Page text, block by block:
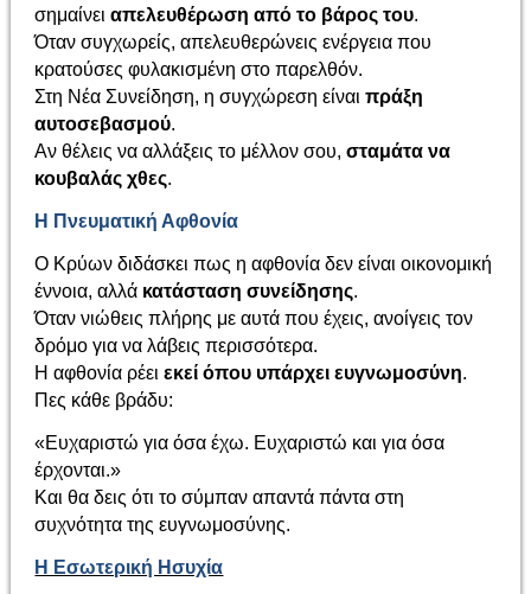
σημαίνειαπελευθέρωση από το βάρος του.
Όταν συγχωρείς, απελευθερώνεις ενέργεια που
κρατούσες φυλακισμένη στο παρελθόν.
Στη Νέα Συνείδηση, η συγχώρεση είναιπράξη
αυτοσεβασμού.
Αν θέλεις να αλλάξεις το μέλλον σου,σταμάτα να
κουβαλάς χθες.
Η Πνευματική Αφθονία
Ο Κρύων διδάσκει πως η αφθονία δεν είναι οικονομική
έννοια, αλλά κατάσταση συνείδησης.
Όταν νιώθεις πλήρης με αυτά που έχεις, ανοίγεις τον
δρόμο για να λάβεις περισσότερα.
Η αφθονία ρέειεκεί όπου υπάρχει ευγνωμοσύνη.
Πες κάθε βράδυ:
«Ευχαριστώ για όσα έχω. Ευχαριστώ και για όσα
έρχονται.»
Και θα δεις ότι το σύμπαν απαντά πάντα στη
συχνότητα της ευγνωμοσύνης.
Η Εσωτερική Ησυχία